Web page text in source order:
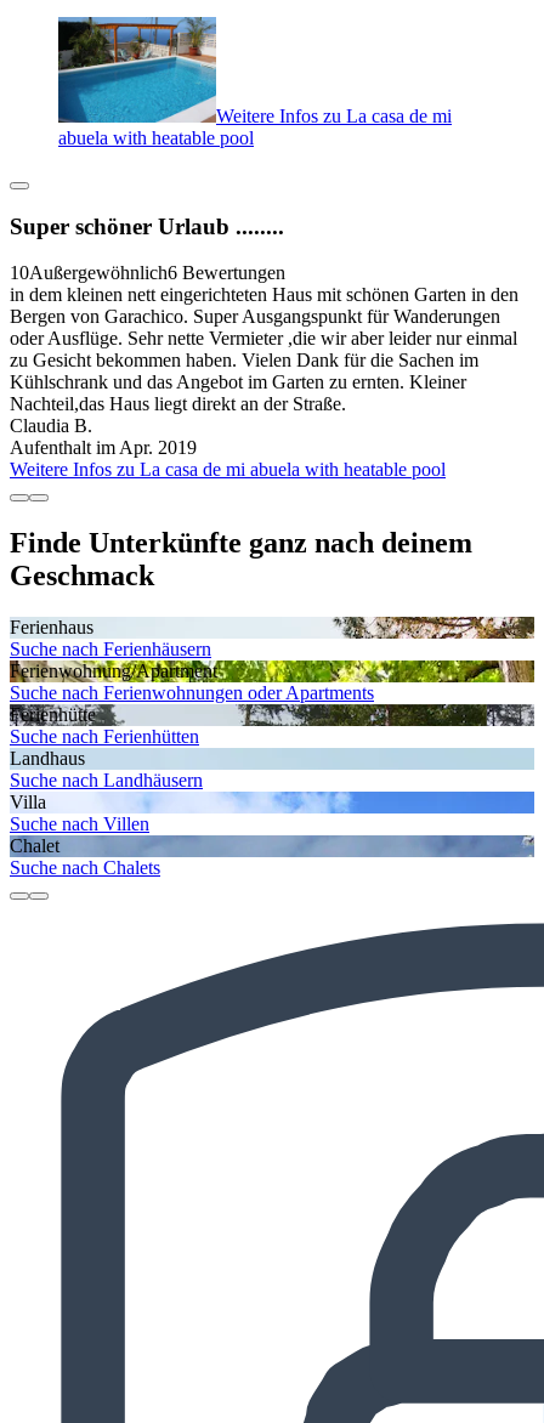
Weitere Infos zu La casa de mi
abuela with heatable pool
Super schöner Urlaub ........
10Außergewöhnlich6 Bewertungen
in dem kleinen nett eingerichteten Haus mit schönen Garten in den
Bergen von Garachico. Super Ausgangspunkt für Wanderungen
oder Ausflüge. Sehr nette Vermieter ,die wir aber leider nur einmal
zu Gesicht bekommen haben. Vielen Dank für die Sachen im
Kühlschrank und das Angebot im Garten zu ernten. Kleiner
Nachteil,das Haus liegt direkt an der Straße.
Claudia B.
Aufenthalt im Apr. 2019
Weitere Infos zu La casa de mi abuela with heatable pool
Finde Unterkünfte ganz nach deinem
Geschmack
Ferienhaus
Suche nach Ferienhäusern
Ferienwohnung/Apartment
Suche nach Ferienwohnungen oder Apartments
Ferienhütte
Suche nach Ferienhütten
Landhaus
Suche nach Landhäusern
Villa
Suche nach Villen
Chalet
Suche nach Chalets